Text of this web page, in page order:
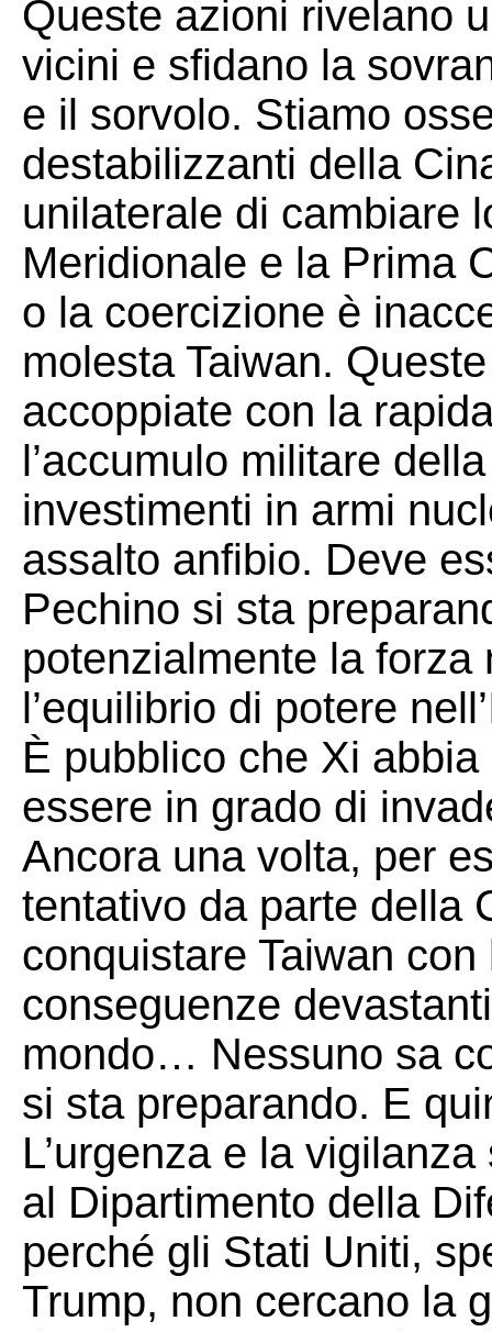
Queste azioni rivelano
vicini e sfidano la
e il sorvolo. Stiamo
destabilizzanti della
unilaterale di cambiare
Meridionale e la Prima
o la coercizione è
molesta Taiwan.
accoppiate con la
l’accumulo militare
investimenti in armi
assalto anfibio. Deve
Pechino si sta
potenzialmente la forza
l’equilibrio di potere
È pubblico che Xi
essere in grado di
Ancora una volta, per
tentativo da parte della
conquistare Taiwan
conseguenze
mondo… Nessuno sa
si sta preparando. E
L’urgenza e la
al Dipartimento della
perché gli Stati Uniti,
Trump, non cercano la